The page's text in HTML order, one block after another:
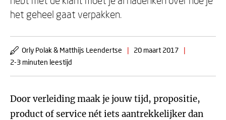
het geheel gaat verpakken.
Orly Polak & Matthijs Leendertse | 20 maart 2017
|
2-3 minuten leestijd
Door verleiding maak je jouw tijd, propositie,
product of service nét iets aantrekkelijker dan